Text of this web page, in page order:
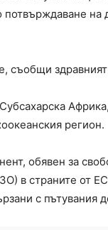
на
съобщи
регион.
обявен за
в страните от
с пътувания